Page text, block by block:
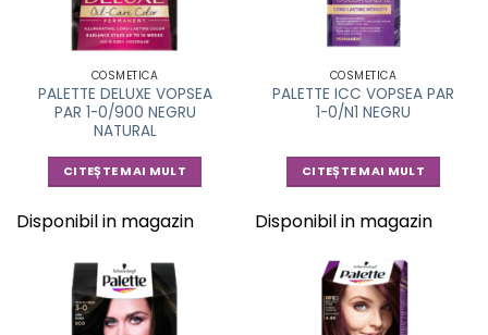
COSMETICA
PALETTE DELUXE VOPSEA
PAR 1-0/900 NEGRU
NATURAL
CITEȘTE MAI MULT
Disponibil in magazin
COSMETICA
PALETTE ICC VOPSEA PAR
1-0/N1 NEGRU
CITEȘTE MAI MULT
Disponibil in magazin